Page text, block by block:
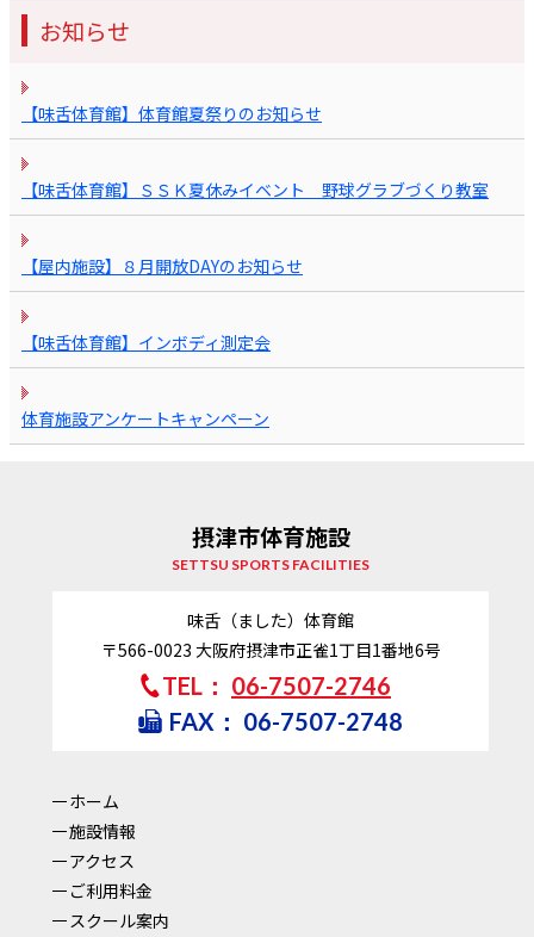
お知らせ
【味舌体育館】体育館夏祭りのお知らせ
【味舌体育館】ＳＳＫ夏休みイベント 野球グラブづくり教室
【屋内施設】８月開放DAYのお知らせ
【味舌体育館】インボディ測定会
体育施設アンケートキャンペーン
摂津市体育施設
SETTSU SPORTS FACILITIES
味舌（ました）体育館
〒566-0023 大阪府摂津市正雀1丁目1番地6号
TEL： 06-7507-2746
FAX： 06-7507-2748
ホーム
施設情報
アクセス
ご利用料金
スクール案内